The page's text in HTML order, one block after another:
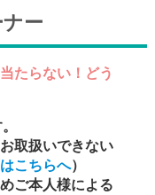
ー
たらない！どう
取扱いできない
こちらへ）
ご本人様による